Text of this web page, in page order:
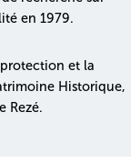
en 1979.
et la
Historique,
Rezé.